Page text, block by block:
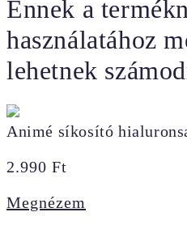
Ennek a
használatához
lehetnek
Animé síkosító
2.990 Ft
Megnézem